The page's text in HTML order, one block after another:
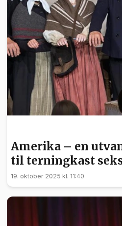
Amerika – en
til terningkast
19. oktober 2025 kl. 11:40